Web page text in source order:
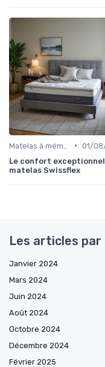
• 01/
Le confort
matelas Swissflex
Les articles par
Janvier 2024
Mars 2024
Juin 2024
Août 2024
Octobre 2024
Décembre 2024
Février 2025